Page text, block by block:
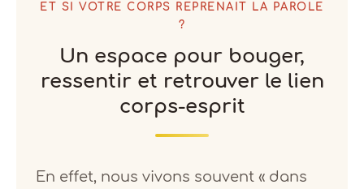
ET SI VOTRE CORPS REPRENAIT LA PAROLE
?
Un espace pour bouger,
ressentir et retrouver le lien
corps-esprit
En effet, nous vivons souvent « dans